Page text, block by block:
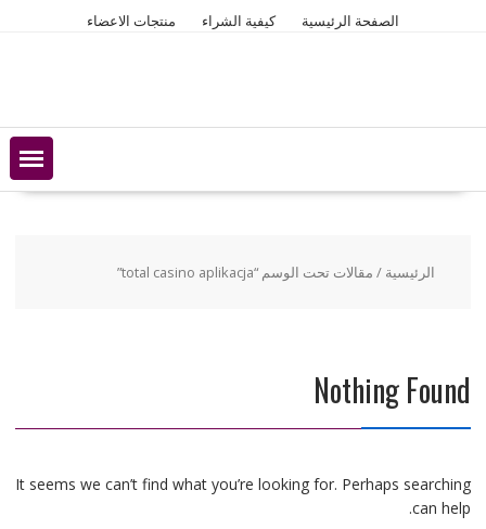
الصفحة الرئيسية كيفية الشراء منتجات الاعضاء
الرئيسية / مقالات تحت الوسم “total casino aplikacja”
Nothing Found
It seems we can’t find what you’re looking for. Perhaps searching
can help.